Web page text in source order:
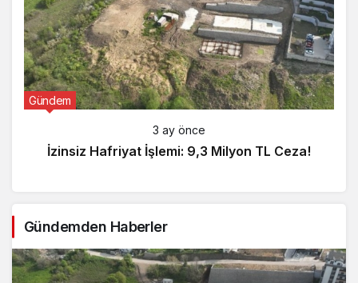
Gündem
3 ay önce
İzinsiz Hafriyat İşlemi: 9,3 Milyon TL Ceza!
Gündemden Haberler